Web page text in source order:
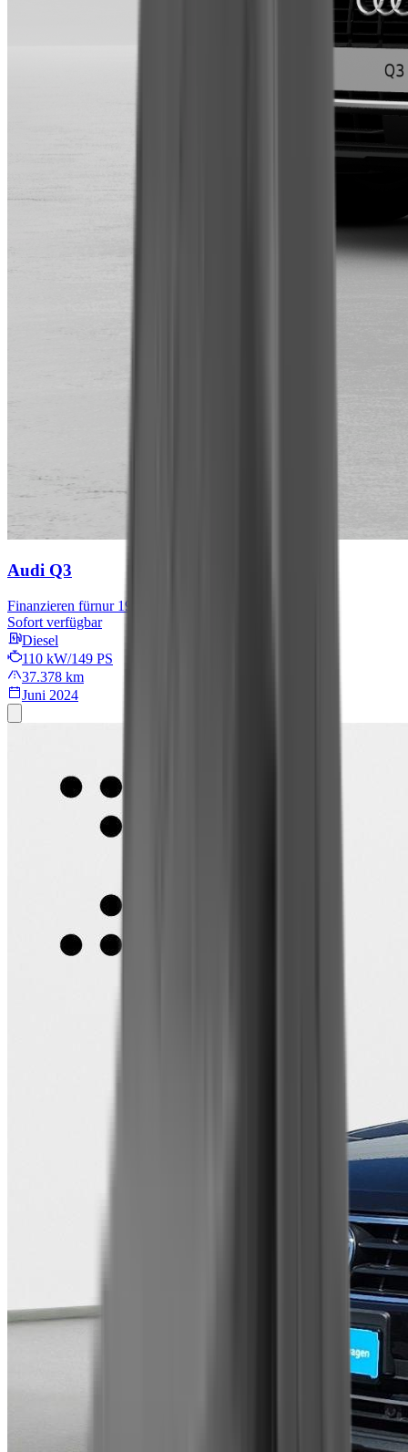
Audi Q3
Finanzieren fürnur 199 € mtl.
Sofort verfügbar
Diesel
110 kW/149 PS
37.378 km
Juni 2024